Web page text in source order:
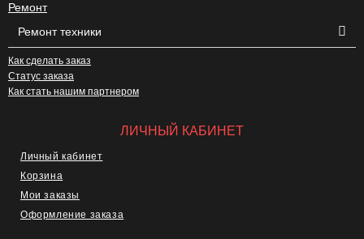
Ремонт
Ремонт техники
Как сделать заказ
Статус заказа
Как стать нашим партнером
ЛИЧНЫЙ КАБИНЕТ
Личный кабинет
Корзина
Мои заказы
Оформление заказа